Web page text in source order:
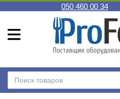
050 460 00 34